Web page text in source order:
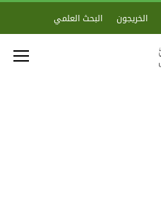
الخريجون البحث العلمي